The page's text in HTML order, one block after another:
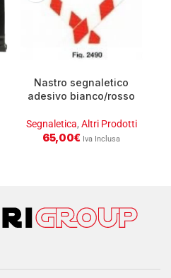
Nastro segnaletico
adesivo bianco/rosso
Segnaletica, Altri Prodotti
65,00€ Iva Inclusa